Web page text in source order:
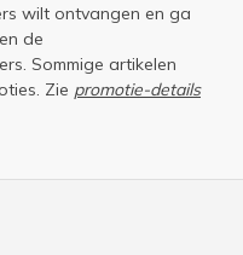
wilt ontvangen en ga
en de
Sommige artikelen
Zie promotie-details